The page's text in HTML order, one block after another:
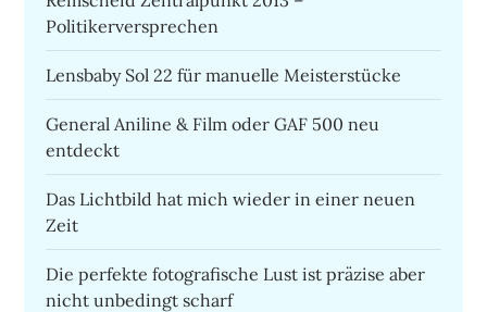
Politikerversprechen
Lensbaby Sol 22 für manuelle Meisterstücke
General Aniline & Film oder GAF 500 neu
entdeckt
Das Lichtbild hat mich wieder in einer neuen
Zeit
Die perfekte fotografische Lust ist präzise aber
nicht unbedingt scharf